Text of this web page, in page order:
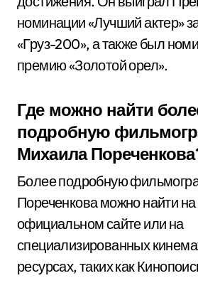
номинации «Лучший актер»
«Груз-200», а также был
премию «Золотой орел».
Где можно найти
подробную
Михаила
Более подробную
Пореченкова можно найти на
официальном сайте или на
специализированных
ресурсах, таких как